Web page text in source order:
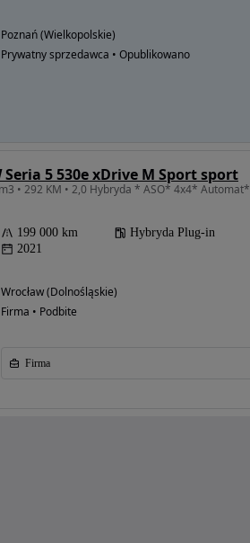
Poznań (Wielkopolskie)
Prywatny sprzedawca • Opublikowano
Seria 5 530e xDrive M Sport sport
• 292 KM • 2,0 Hybryda * ASO* 4x4*
199 000 km Hybryda Plug-in
2021
Wrocław (Dolnośląskie)
Firma • Podbite
Firma